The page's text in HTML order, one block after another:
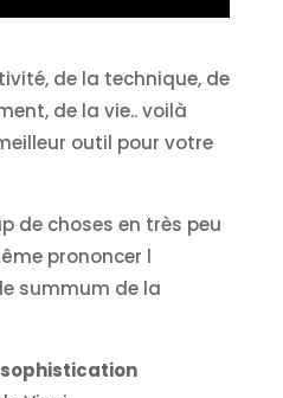
de la technique, de
de la vie.. voilà
outil pour votre
de choses en très peu
prononcer l
summum de la